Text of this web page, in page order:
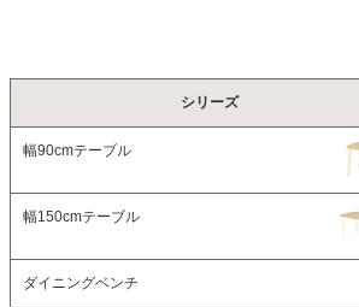
シリーズ
幅90cmテーブル
幅150cmテーブル
ダイニングベンチ